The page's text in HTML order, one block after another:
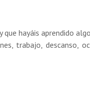
hayáis aprendido
trabajo, descanso,